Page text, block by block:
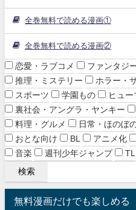
全巻無料で読める漫画①
全巻無料で読める漫画②
恋愛・ラブコメ
ファンタジ
推理・ミステリー
ホラー・
スポーツ
学園もの
ヒュー
裏社会・アングラ・ヤンキー
料理・グルメ
日常・ほのぼ
おとな向け
BL アニメ化
音楽
週刊少年ジャンプ TL
無料漫画だけでも楽しめる